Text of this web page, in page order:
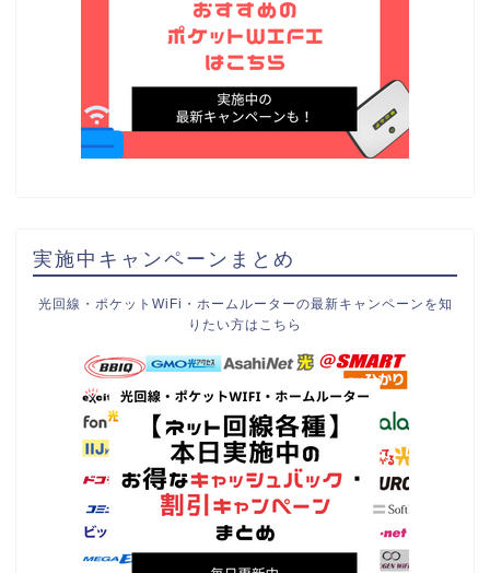
実施中キャンペーンまとめ
光回線・ポケットWiFi・ホームルーターの最新キャンペーンを知
りたい方はこちら